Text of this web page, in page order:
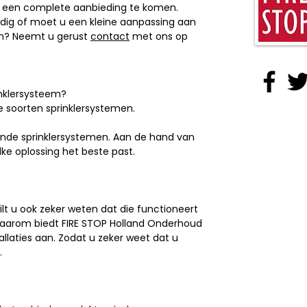
complete aanbieding te komen.
of moet u een kleine aanpassing aan
Neemt u gerust contact met ons op
soorten sprinklersystemen.
sprinklersystemen. Aan de hand van
oplossing het beste past.
u ook zeker weten dat die functioneert
biedt FIRE STOP Holland Onderhoud
aan. Zodat u zeker weet dat u